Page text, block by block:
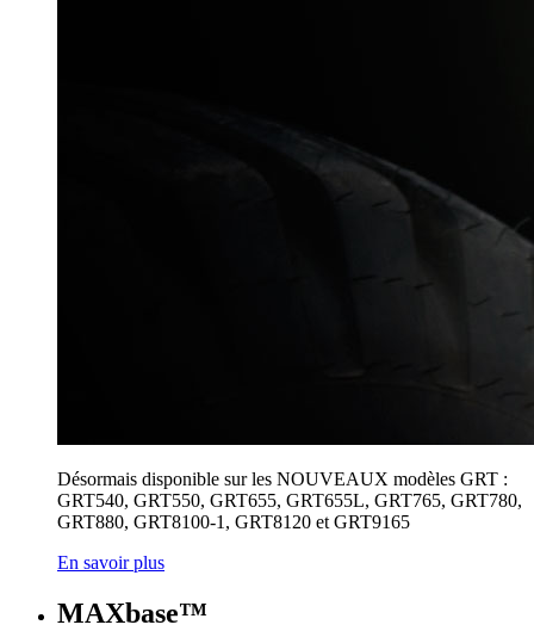
Désormais disponible sur les NOUVEAUX modèles GRT :
GRT540, GRT550, GRT655, GRT655L, GRT765, GRT780,
GRT880, GRT8100-1, GRT8120 et GRT9165
En savoir plus
MAXbase™